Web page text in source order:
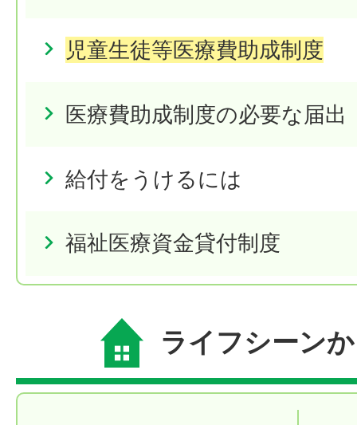
児童生徒等医療費助成制度
医療費助成制度の必要な届出
給付をうけるには
福祉医療資金貸付制度
ライフシーン